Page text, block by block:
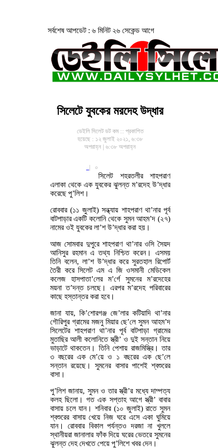
সর্বশেষ আপডেট : ৬ মিনিট ২৬ সেকেন্ড আগে
সিলেটে যুবকের মরদেহ উদ্ধার
ডেইলি সিলেট ডট কম :: প্রকাশিত
হয়েছে : ১২ জুলাই ২০২১, ৬:৩৮
অপরাহ্ন | ৬:৩৮ অপরাহ্ন
| ০
সিলেট শহরতলীর শাহপরাণ
এলাকা থেকে এক যুবকের ঝুলন্ত ম’রদেহ উ’দ্ধার
করেছে পু’লিশ।
রোববার (১১ জুলাই) সন্ধ্যায় শাহপরাণ থা’নার পূর্ব
বাটপাড়ার একটি কলোনি থেকে সুমন আহম’দ (২৭)
নামের ওই যুবকের লা’শ উ’দ্ধার করা হয়।
আজ সোমবার দুপুরে শাহপরাণ থা’নার ওসি সৈয়দ
আনিসুর রহমান এ তথ্য নিশ্চিত করেন। এসময়
তিনি বলেন, লা’শ উ’দ্ধার করে সুরতহাল রিপোর্ট
তৈরী করে সিলেট এম এ জি ওসমানী মেডিকেল
কলেজ হাসপাতা’লের ম’র্গে সুমনের ম’রদেহের
ময়না ত’দন্ত চলছে। এরপর ম’রদেহ পরিবারের
কাছে হস্তান্তর করা হবে।
জানা যায়, কি’শোরগঞ্জ জে’লার কটিয়াদি থা’নার
গৌরিপুর গ্রামের মজনু মিয়ার ছে’লে সুমন আহম’দ
সিলেটের শাহপরাণ থা’নার পূর্ব বাটপাড়া গ্রামের
মুতাছির আলী কলোনিতে স্ত্রী’ ও দুই সন্তান নিয়ে
ভাড়াটে থাকতেন। তিনি পেশায় রাজমিস্ত্রি। তার
৩ বছরের এক মে’য়ে ও ১ বছরের এক ছে’লে
সন্তান রয়েছে। সুমনের বাসার পাশেই শ্বশুরের
বাসা।
পু’লিশ জানায়, সুমন ও তার স্ত্রী’র মধ্যে দাম্পত্য
কলহ ছিলো। গত এক সপ্তাহ আগে স্ত্রী’ বাবার
বাসায় চলে যান। শনিবার (১০ জুলাই) রাতে সুমন
শ্বশুরের বাসায় খেয়ে নিজ ঘরে এসে একা ঘুমিয়ে
যান। রোববার বিকাল পর্যন্তও দরজা না খুললে
স্থানীয়রা জানালার ফাঁক দিয়ে ঘরের ভেতরে সুমনের
ঝুলন্ত দেহ দেখতে পেয়ে পু’লিশে খবর দেন।